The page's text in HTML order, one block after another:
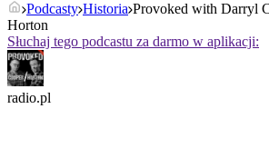
Podcasty Historia Provoked with Darryl
Horton
Słuchaj tego podcastu za darmo w aplikacji:
radio.pl